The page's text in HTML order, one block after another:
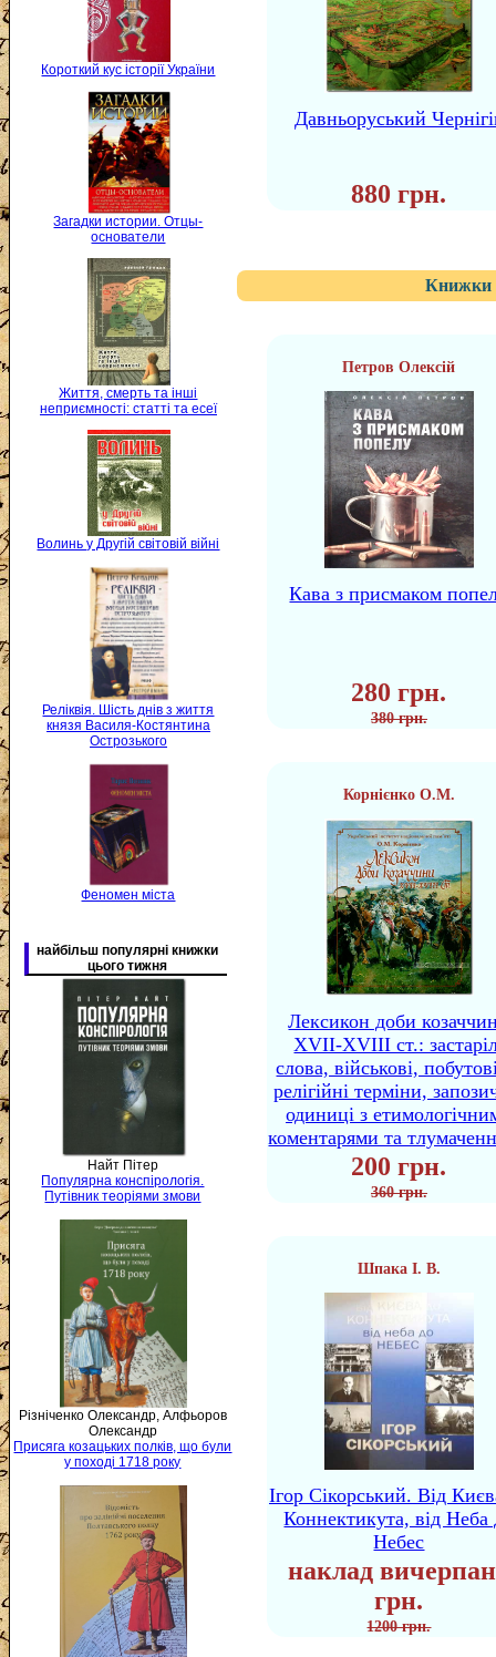
Короткий кус історії України
Загадки истории. Отцы-
основатели
Життя, смерть та інші
неприємності: статті та есеї
Волинь у Другій світовій війні
Реліквія. Шість днів з життя
князя Василя-Костянтина
Острозького
Феномен міста
найбільш популярні книжки
цього тижня
Найт Пітер
Популярна конспірологія.
Путівник теоріями змови
Різніченко Олександр, Алфьоров
Олександр
Присяга козацьких полків, що були
у поході 1718 року
Давньоруський
880 грн.
Книжки
Петров Олексій
Кава з присмаком
280 грн.
380 грн.
Корнієнко О.М.
Лексикон доби
XVII-XVIII ст.:
слова, військові,
релігійні терміни,
одиниці з
коментарями та
200 грн.
360 грн.
Шпака І. В.
Ігор Сікорський. Від
Коннектикута, від Неба
Небес
наклад
грн.
1200 грн.